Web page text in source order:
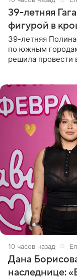
39-летняя
фигурой в
39-летняя
по южным
решила провести
10 часов назад
Дана
наследнице: